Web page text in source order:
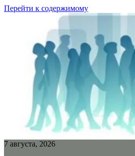
Перейти к содержимому
7 августа, 2026